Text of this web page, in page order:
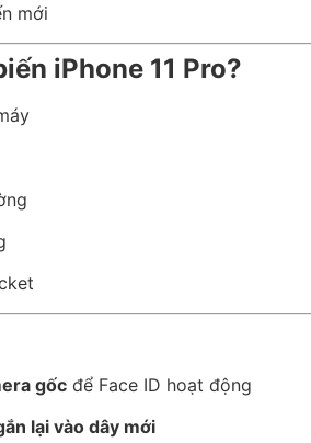
mới
iPhone 11 Pro?
gốc để Face ID hoạt động
lại vào dây mới